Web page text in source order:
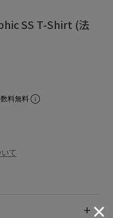
SS T-Shirt (法
料無料
て